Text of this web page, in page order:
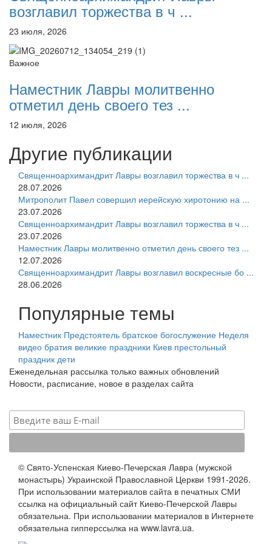
возглавил торжества в ч ...
23 июля, 2026
Важное
Наместник Лавры молитвенно
отметил день своего тез ...
12 июля, 2026
Другие публикации
Священноархимандрит Лавры возглавил торжества в ч ...
28.07.2026
Митрополит Павел совершил иерейскую хиротонию на ...
23.07.2026
Священноархимандрит Лавры возглавил торжества в ч ...
23.07.2026
Наместник Лавры молитвенно отметил день своего тез ...
12.07.2026
Священноархимандрит Лавры возглавил воскресные бо ...
28.06.2026
Популярные темы
Наместник Предстоятель братское богослужение Неделя
видео братия великие праздники Киев престольный
праздник дети
Еженедельная рассылка только важных обновлений
Новости, расписание, новое в разделах сайта
© Свято-Успенская Киево-Печерская Лавра (мужской
монастырь) Украинской Православной Церкви 1991-2026.
При использовании материалов сайта в печатных СМИ
ссылка на официальный сайт Киево-Печерской Лавры
обязательна. При использовании материалов в Интернете
обязательна гипперссылка на www.lavra.ua.